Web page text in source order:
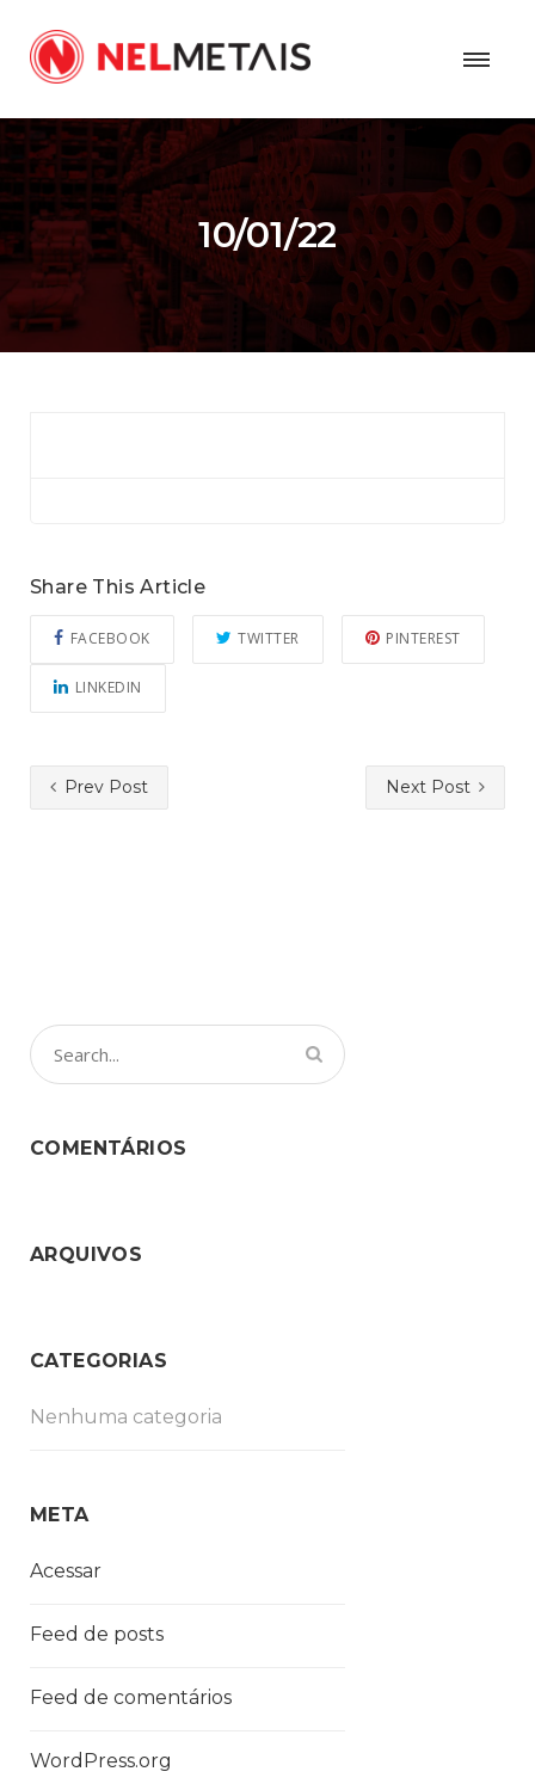
10/01/22
Share This Article
FACEBOOK TWITTER PINTEREST
LINKEDIN
Prev Post Next Post
COMENTÁRIOS
ARQUIVOS
CATEGORIAS
Nenhuma categoria
META
Acessar
Feed de posts
Feed de comentários
WordPress.org